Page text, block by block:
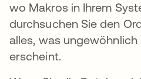
wo Makros in Ihrem
durchsuchen Sie den
alles, was
erscheint.